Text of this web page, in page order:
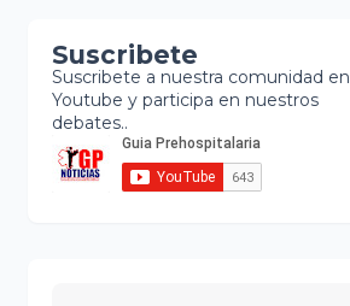
Suscribete
Suscribete a nuestra comunidad en
Youtube y participa en nuestros
debates..